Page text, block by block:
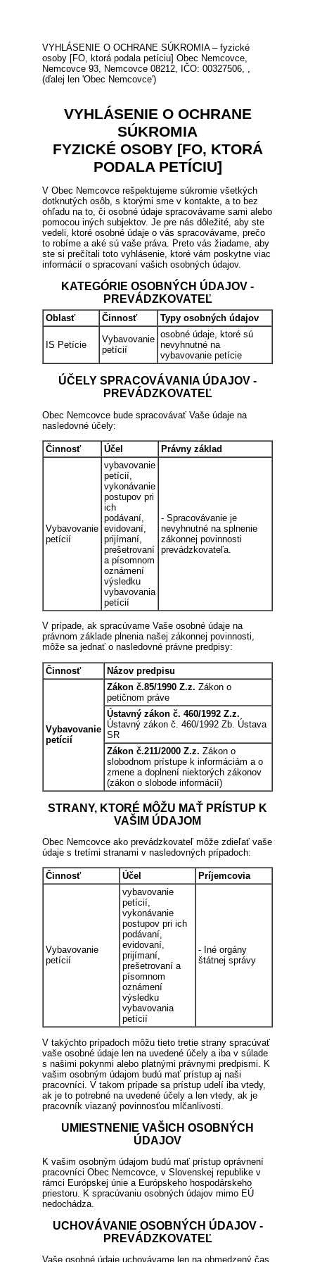
VYHLÁSENIE O OCHRANE SÚKROMIA – fyzické
osoby [FO, ktorá podala petíciu] Obec Nemcovce,
Nemcovce 93, Nemcovce 08212, IČO: 00327506, ,
(ďalej len 'Obec Nemcovce')
VYHLÁSENIE O OCHRANE
SÚKROMIA
FYZICKÉ OSOBY [FO, KTORÁ
PODALA PETÍCIU]
V Obec Nemcovce rešpektujeme súkromie všetkých
dotknutých osôb, s ktorými sme v kontakte, a to bez
ohľadu na to, či osobné údaje spracovávame sami alebo
pomocou iných subjektov. Je pre nás dôležité, aby ste
vedeli, ktoré osobné údaje o vás spracovávame, prečo
to robíme a aké sú vaše práva. Preto vás žiadame, aby
ste si prečítali toto vyhlásenie, ktoré vám poskytne viac
informácií o spracovaní vašich osobných údajov.
KATEGÓRIE OSOBNÝCH ÚDAJOV -
PREVÁDZKOVATEĽ
Oblasť Činnosť Typy osobných údajov
IS Petície
Vybavovanie
petícií
osobné údaje, ktoré sú
nevyhnutné na
vybavovanie petície
ÚČELY SPRACOVÁVANIA ÚDAJOV -
PREVÁDZKOVATEĽ
Obec Nemcovce bude spracovávať Vaše údaje na
nasledovné účely:
Činnosť Účel Právny základ
Vybavovanie
petícií
vybavovanie
petícií,
vykonávanie
postupov pri
ich
podávaní,
evidovaní,
prijímaní,
prešetrovaní
a písomnom
oznámení
výsledku
vybavovania
petícií
- Spracovávanie je
nevyhnutné na splnenie
zákonnej povinnosti
prevádzkovateľa.
V prípade, ak spracúvame Vaše osobné údaje na
právnom základe plnenia našej zákonnej povinnosti,
môže sa jednať o nasledovné právne predpisy:
Činnosť Názov predpisu
Vybavovanie
petícií
Zákon č.85/1990 Z.z. Zákon o
petičnom práve
Ústavný zákon č. 460/1992 Z.z.
Ústavný zákon č. 460/1992 Zb. Ústava
SR
Zákon č.211/2000 Z.z. Zákon o
slobodnom prístupe k informáciám a o
zmene a doplnení niektorých zákonov
(zákon o slobode informácií)
STRANY, KTORÉ MÔŽU MAŤ PRÍSTUP K
VAŠIM ÚDAJOM
Obec Nemcovce ako prevádzkovateľ môže zdieľať vaše
údaje s tretími stranami v nasledovných prípadoch:
Činnosť Účel Príjemcovia
Vybavovanie
petícií
vybavovanie
petícií,
vykonávanie
postupov pri ich
podávaní,
evidovaní,
prijímaní,
prešetrovaní a
písomnom
oznámení
výsledku
vybavovania
petícií
- Iné orgány
štátnej správy
V takýchto prípadoch môžu tieto tretie strany spracúvať
vaše osobné údaje len na uvedené účely a iba v súlade
s našimi pokynmi alebo platnými právnymi predpismi. K
vašim osobným údajom budú mať prístup aj naši
pracovníci. V takom prípade sa prístup udelí iba vtedy,
ak je to potrebné na uvedené účely a len vtedy, ak je
pracovník viazaný povinnosťou mlčanlivosti.
UMIESTNENIE VAŠICH OSOBNÝCH
ÚDAJOV
K vašim osobným údajom budú mať prístup oprávnení
pracovníci Obec Nemcovce, v Slovenskej republike v
rámci Európskej únie a Európskeho hospodárskeho
priestoru. K spracúvaniu osobných údajov mimo EÚ
nedochádza.
UCHOVÁVANIE OSOBNÝCH ÚDAJOV -
PREVÁDZKOVATEĽ
Vaše osobné údaje uchovávame len na obmedzený čas,